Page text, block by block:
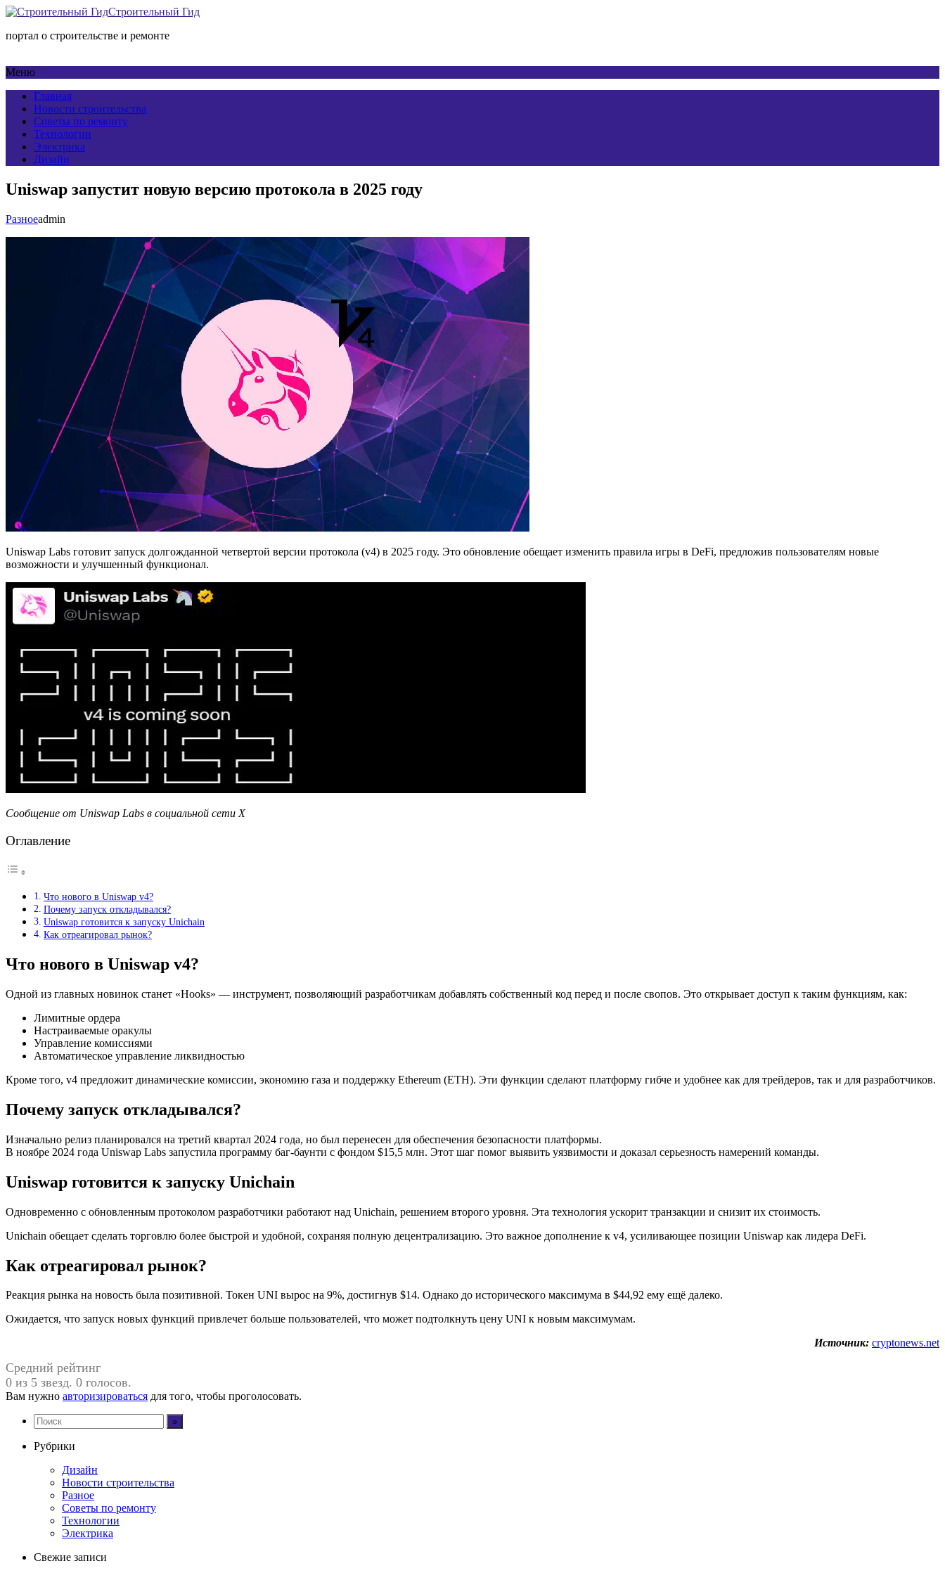
Строительный Гид
портал о строительстве и ремонте
Меню
Главная
Новости строительства
Советы по ремонту
Технологии
Электрика
Дизайн
Uniswap запустит новую версию протокола в 2025 году
Разноеadmin
Uniswap Labs готовит запуск долгожданной четвертой версии протокола (v4) в 2025 году. Это обновление обещает изменить правила игры в DeFi, предложив пользователям новые
возможности и улучшенный функционал.
Сообщение от Uniswap Labs в социальной сети X
Оглавление
Что нового в Uniswap v4?
Почему запуск откладывался?
Uniswap готовится к запуску Unichain
Как отреагировал рынок?
Что нового в Uniswap v4?
Одной из главных новинок станет «Hooks» — инструмент, позволяющий разработчикам добавлять собственный код перед и после свопов. Это открывает доступ к таким функциям, как:
Лимитные ордера
Настраиваемые оракулы
Управление комиссиями
Автоматическое управление ликвидностью
Кроме того, v4 предложит динамические комиссии, экономию газа и поддержку Ethereum (ETH). Эти функции сделают платформу гибче и удобнее как для трейдеров, так и для разработчиков.
Почему запуск откладывался?
Изначально релиз планировался на третий квартал 2024 года, но был перенесен для обеспечения безопасности платформы.
В ноябре 2024 года Uniswap Labs запустила программу баг-баунти с фондом $15,5 млн. Этот шаг помог выявить уязвимости и доказал серьезность намерений команды.
Uniswap готовится к запуску Unichain
Одновременно с обновленным протоколом разработчики работают над Unichain, решением второго уровня. Эта технология ускорит транзакции и снизит их стоимость.
Unichain обещает сделать торговлю более быстрой и удобной, сохраняя полную децентрализацию. Это важное дополнение к v4, усиливающее позиции Uniswap как лидера DeFi.
Как отреагировал рынок?
Реакция рынка на новость была позитивной. Токен UNI вырос на 9%, достигнув $14. Однако до исторического максимума в $44,92 ему ещё далеко.
Ожидается, что запуск новых функций привлечет больше пользователей, что может подтолкнуть цену UNI к новым максимумам.
Источник: cryptonews.net
Средний рейтинг
0 из 5 звезд. 0 голосов.
Вам нужно авторизироваться для того, чтобы проголосовать.
Рубрики
Дизайн
Новости строительства
Разное
Советы по ремонту
Технологии
Электрика
Свежие записи